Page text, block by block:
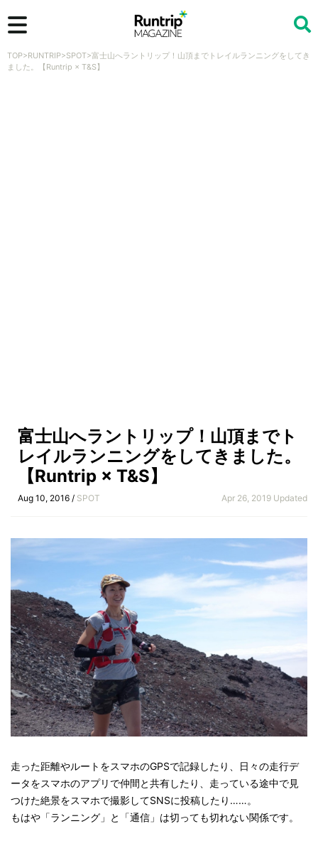
検索
TOP>RUNTRIP>SPOT>富士山へラントリップ！山頂までトレイルランニングをしてき
ました。【Runtrip × T&S】
富士山へラントリップ！山頂までト
レイルランニングをしてきました。
【Runtrip × T&S】
Aug 10, 2016 / SPOT Apr 26, 2019 Updated
走った距離やルートをスマホのGPSで記録したり、日々の走行デ
ータをスマホのアプリで仲間と共有したり、走っている途中で見
つけた絶景をスマホで撮影してSNSに投稿したり……。
もはや「ランニング」と「通信」は切っても切れない関係です。